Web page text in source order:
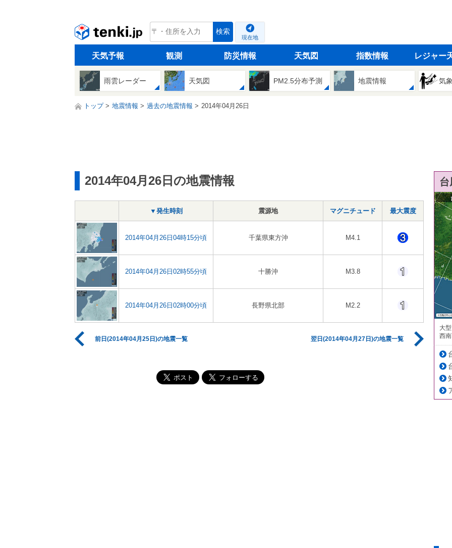
tenki.jp 検索
現在地
天気予報 観測 防災情報 天気図 指数情報 レジャー
雨雲レーダー 天気図 PM2.5分布予測 地震情報 気
トップ 地震情報 過去の地震情報 2014年04月26日
2014年04月26日の地震情報
▼発生時刻 震源地 マグニチュード 最大震度
2014年04月26日04時15分頃 千葉県東方沖 M4.1
2014年04月26日02時55分頃 十勝沖 M3.8
2014年04月26日02時00分頃 長野県北部 M2.2
前日(2014年04月25日)の地震一覧 翌日(2014年04月27日)の地震一覧
大
西